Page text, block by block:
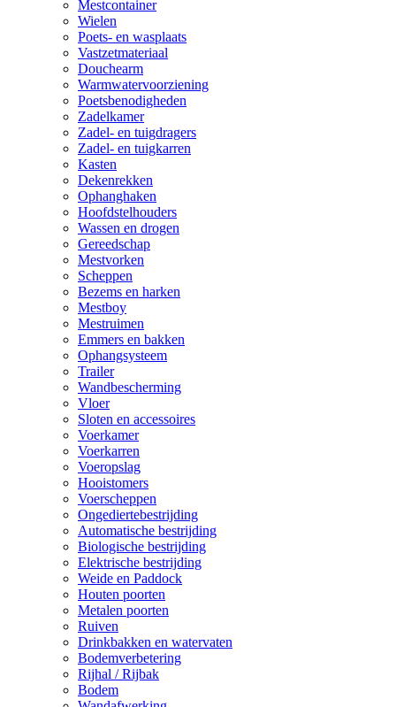
Mestcontainer
Wielen
Poets- en wasplaats
Vastzetmateriaal
Douchearm
Warmwatervoorziening
Poetsbenodigheden
Zadelkamer
Zadel- en tuigdragers
Zadel- en tuigkarren
Kasten
Dekenrekken
Ophanghaken
Hoofdstelhouders
Wassen en drogen
Gereedschap
Mestvorken
Scheppen
Bezems en harken
Mestboy
Mestruimen
Emmers en bakken
Ophangsysteem
Trailer
Wandbescherming
Vloer
Sloten en accessoires
Voerkamer
Voerkarren
Voeropslag
Hooistomers
Voerscheppen
Ongediertebestrijding
Automatische bestrijding
Biologische bestrijding
Elektrische bestrijding
Weide en Paddock
Houten poorten
Metalen poorten
Ruiven
Drinkbakken en watervaten
Bodemverbetering
Rijhal / Rijbak
Bodem